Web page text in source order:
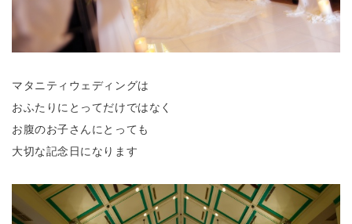
マタニティウェディングは
おふたりにとってだけではなく
お腹のお子さんにとっても
大切な記念日になります